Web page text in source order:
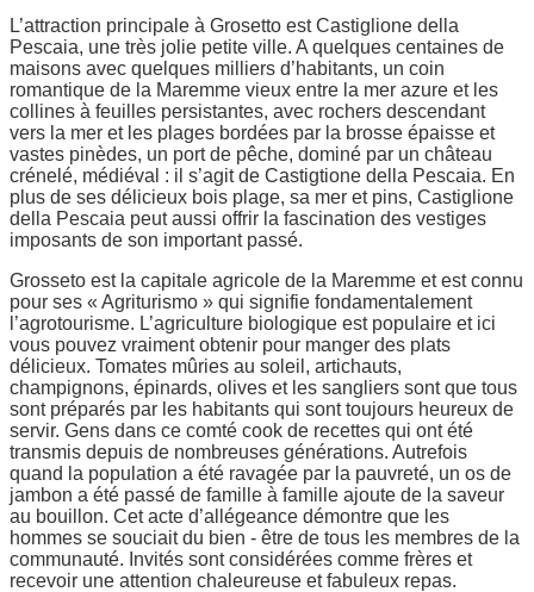
L’attraction principale à Grosetto est Castiglione della
Pescaia, une très jolie petite ville. A quelques centaines de
maisons avec quelques milliers d’habitants, un coin
romantique de la Maremme vieux entre la mer azure et les
collines à feuilles persistantes, avec rochers descendant
vers la mer et les plages bordées par la brosse épaisse et
vastes pinèdes, un port de pêche, dominé par un château
crénelé, médiéval : il s’agit de Castigtione della Pescaia. En
plus de ses délicieux bois plage, sa mer et pins, Castiglione
della Pescaia peut aussi offrir la fascination des vestiges
imposants de son important passé.
Grosseto est la capitale agricole de la Maremme et est connu
pour ses « Agriturismo » qui signifie fondamentalement
l’agrotourisme. L’agriculture biologique est populaire et ici
vous pouvez vraiment obtenir pour manger des plats
délicieux. Tomates mûries au soleil, artichauts,
champignons, épinards, olives et les sangliers sont que tous
sont préparés par les habitants qui sont toujours heureux de
servir. Gens dans ce comté cook de recettes qui ont été
transmis depuis de nombreuses générations. Autrefois
quand la population a été ravagée par la pauvreté, un os de
jambon a été passé de famille à famille ajoute de la saveur
au bouillon. Cet acte d’allégeance démontre que les
hommes se souciait du bien - être de tous les membres de la
communauté. Invités sont considérées comme frères et
recevoir une attention chaleureuse et fabuleux repas.